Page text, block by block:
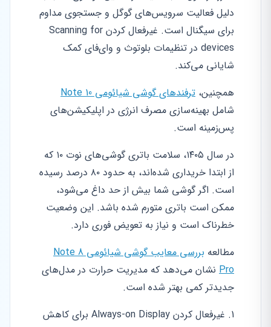
دلیل فعالیت سرویس‌های گوگل و جستجوی مداوم
برای سیگنال است. غیرفعال کردن Scanning for
devices در تنظیمات بلوتوث و وای‌فای کمک
شایانی می‌کند.
همچنین، ترفندهای گوشی شیائومی Note 10
شامل بهینه‌سازی مصرف انرژی در اپلیکیشن‌های
پس‌زمینه است.
در سال ۱۴۰۵، سلامت باتری گوشی‌های نوت ۱۰ که
از ابتدا خریداری شده‌اند، به حدود ۸۰ درصد رسیده
است. اگر گوشی شما بیش از حد داغ می‌شود،
ممکن است باتری متورم شده باشد. این وضعیت
خطرناک است و نیاز به تعویض فوری دارد.
مطالعه
بررسی معایب گوشی شیائومی Note 8
Pro نشان می‌دهد که مدیریت حرارت در مدل‌های
جدیدتر کمی بهتر شده است.
غیرفعال کردن Always-on Display برای کاهش